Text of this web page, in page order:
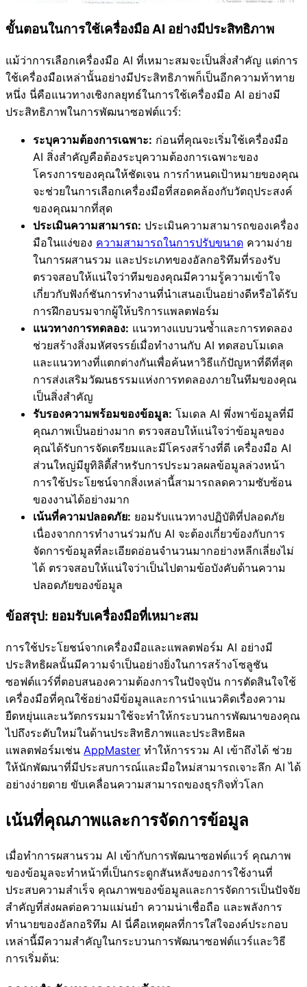
ขั้นตอนในการใช้เครื่องมือ AI อย่างมีประสิทธิภาพ
แม้ว่าการเลือกเครื่องมือ AI ที่เหมาะสมจะเป็นสิ่งสำคัญ แต่การ
ใช้เครื่องมือเหล่านั้นอย่างมีประสิทธิภาพก็เป็นอีกความท้าทาย
หนึ่ง นี่คือแนวทางเชิงกลยุทธ์ในการใช้เครื่องมือ AI อย่างมี
ประสิทธิภาพในการพัฒนาซอฟต์แวร์:
ระบุความต้องการเฉพาะ: ก่อนที่คุณจะเริ่มใช้เครื่องมือ
AI สิ่งสำคัญคือต้องระบุความต้องการเฉพาะของ
โครงการของคุณให้ชัดเจน การกำหนดเป้าหมายของคุณ
จะช่วยในการเลือกเครื่องมือที่สอดคล้องกับวัตถุประสงค์
ของคุณมากที่สุด
ประเมินความสามารถ: ประเมินความสามารถของเครื่อง
มือในแง่ของ ความสามารถในการปรับขนาด ความง่าย
ในการผสานรวม และประเภทของอัลกอริทึมที่รองรับ
ตรวจสอบให้แน่ใจว่าทีมของคุณมีความรู้ความเข้าใจ
เกี่ยวกับฟังก์ชันการทำงานที่นำเสนอเป็นอย่างดีหรือได้รับ
การฝึกอบรมจากผู้ให้บริการแพลตฟอร์ม
แนวทางการทดลอง: แนวทางแบบวนซ้ำและการทดลอง
ช่วยสร้างสิ่งมหัศจรรย์เมื่อทำงานกับ AI ทดสอบโมเดล
และแนวทางที่แตกต่างกันเพื่อค้นหาวิธีแก้ปัญหาที่ดีที่สุด
การส่งเสริมวัฒนธรรมแห่งการทดลองภายในทีมของคุณ
เป็นสิ่งสำคัญ
รับรองความพร้อมของข้อมูล: โมเดล AI พึ่งพาข้อมูลที่มี
คุณภาพเป็นอย่างมาก ตรวจสอบให้แน่ใจว่าข้อมูลของ
คุณได้รับการจัดเตรียมและมีโครงสร้างที่ดี เครื่องมือ AI
ส่วนใหญ่มียูทิลิตี้สำหรับการประมวลผลข้อมูลล่วงหน้า
การใช้ประโยชน์จากสิ่งเหล่านี้สามารถลดความซับซ้อน
ของงานได้อย่างมาก
เน้นที่ความปลอดภัย: ยอมรับแนวทางปฏิบัติที่ปลอดภัย
เนื่องจากการทำงานร่วมกับ AI จะต้องเกี่ยวข้องกับการ
จัดการข้อมูลที่ละเอียดอ่อนจำนวนมากอย่างหลีกเลี่ยงไม่
ได้ ตรวจสอบให้แน่ใจว่าเป็นไปตามข้อบังคับด้านความ
ปลอดภัยของข้อมูล
ข้อสรุป: ยอมรับเครื่องมือที่เหมาะสม
การใช้ประโยชน์จากเครื่องมือและแพลตฟอร์ม AI อย่างมี
ประสิทธิผลนั้นมีความจำเป็นอย่างยิ่งในการสร้างโซลูชัน
ซอฟต์แวร์ที่ตอบสนองความต้องการในปัจจุบัน การตัดสินใจใช้
เครื่องมือที่คุณใช้อย่างมีข้อมูลและการนำแนวคิดเรื่องความ
ยืดหยุ่นและนวัตกรรมมาใช้จะทำให้กระบวนการพัฒนาของคุณ
ไปถึงระดับใหม่ในด้านประสิทธิภาพและประสิทธิผล
แพลตฟอร์มเช่น AppMaster ทำให้การรวม AI เข้าถึงได้ ช่วย
ให้นักพัฒนาที่มีประสบการณ์และมือใหม่สามารถเจาะลึก AI ได้
อย่างง่ายดาย ขับเคลื่อนความสามารถของธุรกิจทั่วโลก
เน้นที่คุณภาพและการจัดการข้อมูล
เมื่อทำการผสานรวม AI เข้ากับการพัฒนาซอฟต์แวร์ คุณภาพ
ของข้อมูลจะทำหน้าที่เป็นกระดูกสันหลังของการใช้งานที่
ประสบความสำเร็จ คุณภาพของข้อมูลและการจัดการเป็นปัจจัย
สำคัญที่ส่งผลต่อความแม่นยำ ความน่าเชื่อถือ และพลังการ
ทำนายของอัลกอริทึม AI นี่คือเหตุผลที่การใส่ใจองค์ประกอบ
เหล่านี้มีความสำคัญในกระบวนการพัฒนาซอฟต์แวร์และวิธี
การเริ่มต้น: